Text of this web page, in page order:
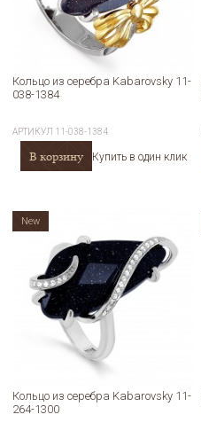
Кольцо из серебра Kabarovsky 11-
038-1384
АРТИКУЛ 11-038-1384
В корзину Купить в один клик
Кольцо из серебра Kabarovsky 11-
264-1300
New